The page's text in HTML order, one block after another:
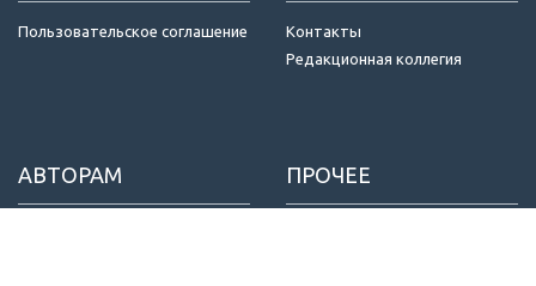
Пользовательское соглашение
Контакты
Редакционная коллегия
АВТОРАМ ПРОЧЕЕ